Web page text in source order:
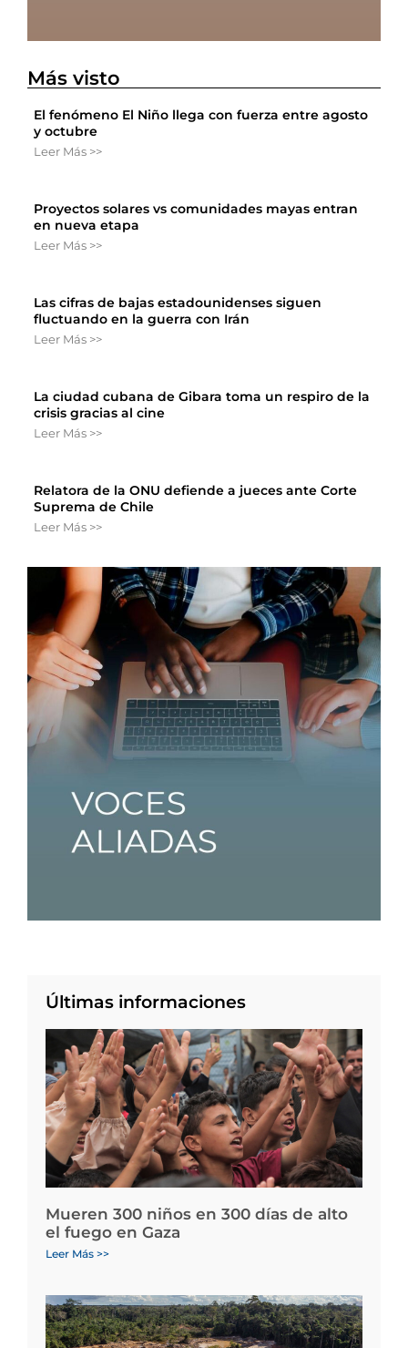
Más visto
El fenómeno El Niño llega con fuerza entre agosto
y octubre
Leer Más >>
Proyectos solares vs comunidades mayas entran
en nueva etapa
Leer Más >>
Las cifras de bajas estadounidenses siguen
fluctuando en la guerra con Irán
Leer Más >>
La ciudad cubana de Gibara toma un respiro de la
crisis gracias al cine
Leer Más >>
Relatora de la ONU defiende a jueces ante Corte
Suprema de Chile
Leer Más >>
Últimas informaciones
Mueren 300 niños en 300 días de alto
el fuego en Gaza
Leer Más >>